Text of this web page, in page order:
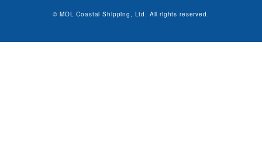
© MOL Coastal Shipping, Ltd. All rights reserved.